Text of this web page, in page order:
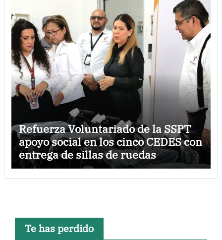
Refuerza Voluntariado de la SSPT
apoyo social en los cinco CEDES con
entrega de sillas de ruedas
Te has perdido